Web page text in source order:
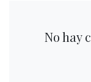
No hay